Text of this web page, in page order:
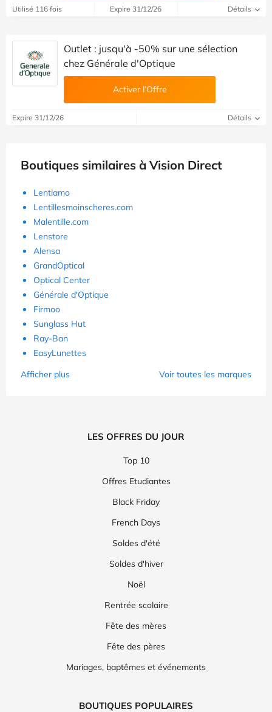
Utilisé 116 fois Expire 31/12/26 Détails
Outlet : jusqu'à -50% sur une sélection
chez Générale d'Optique
Activer l’Offre
Expire 31/12/26 Détails
Boutiques similaires à Vision Direct
Lentiamo
Lentillesmoinscheres.com
Malentille.com
Lenstore
Alensa
GrandOptical
Optical Center
Générale d'Optique
Firmoo
Sunglass Hut
Ray-Ban
EasyLunettes
Afficher plus
Voir toutes les marques
LES OFFRES DU JOUR
Top 10
Offres Etudiantes
Black Friday
French Days
Soldes d'été
Soldes d'hiver
Noël
Rentrée scolaire
Fête des mères
Fête des pères
Mariages, baptêmes et événements
BOUTIQUES POPULAIRES